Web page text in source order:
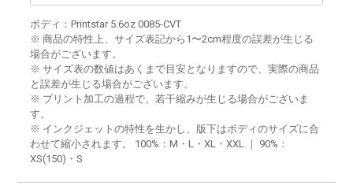
ボディ：Printstar 5.6oz 0085-CVT
※ 商品の特性上、サイズ表記から1〜2cm程度の誤差が生じる
場合がございます。
※ サイズ表の数値はあくまで目安となりますので、実際の商品
と誤差が生じる場合がございます。
※ プリント加工の過程で、若干縮みが生じる場合がございま
す。
※ インクジェットの特性を生かし、版下はボディのサイズに合
わせて縮小されます。 100%：M・L・XL・XXL ｜ 90%：
XS(150)・S